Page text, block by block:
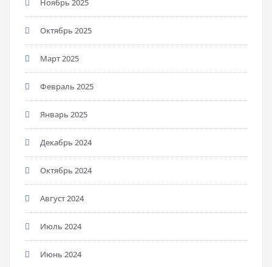
Ноябрь 2025
Октябрь 2025
Март 2025
Февраль 2025
Январь 2025
Декабрь 2024
Октябрь 2024
Август 2024
Июль 2024
Июнь 2024